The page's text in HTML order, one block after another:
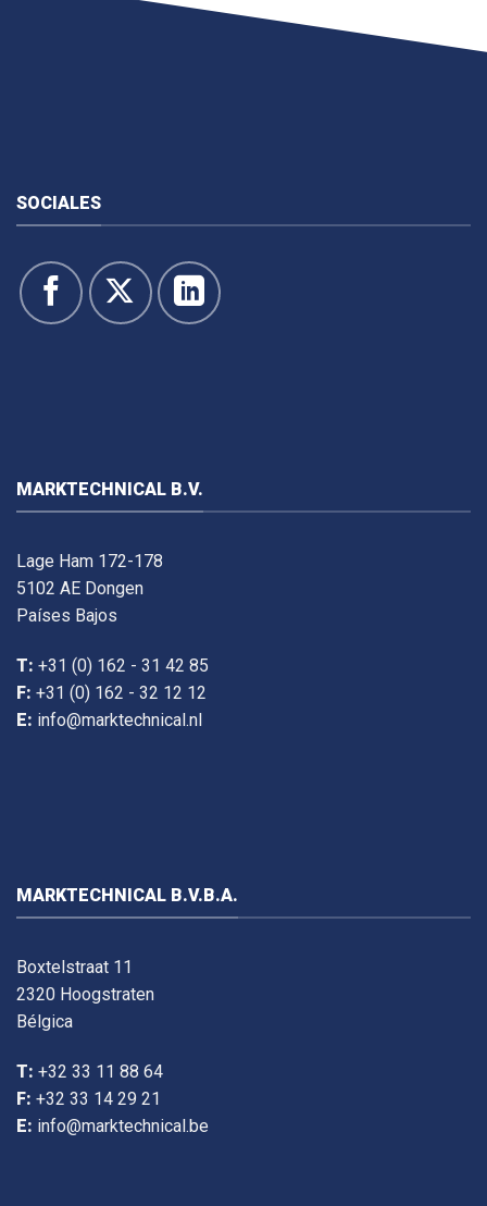
SOCIALES
MARKTECHNICAL B.V.
Lage Ham 172-178
5102 AE Dongen
Países Bajos
T: +31 (0) 162 - 31 42 85
F: +31 (0) 162 - 32 12 12
E: info@marktechnical.nl
MARKTECHNICAL B.V.B.A.
Boxtelstraat 11
2320 Hoogstraten
Bélgica
T: +32 33 11 88 64
F: +32 33 14 29 21
E: info@marktechnical.be